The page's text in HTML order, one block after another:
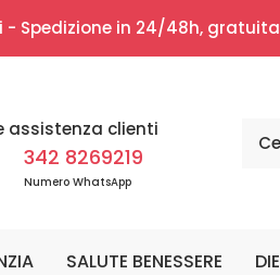
- Spedizione in 24/48h,
assistenza clienti
342 8269219
Numero WhatsApp
SALUTE BENESSERE